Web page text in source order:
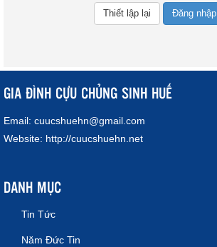
Đăng nhập
GIA ĐÌNH CỰU CHỦNG SINH HUẾ
Email: cuucshuehn@gmail.com
Website: http://cuucshuehn.net
DANH MỤC
Tin Tức
Năm Đức Tin